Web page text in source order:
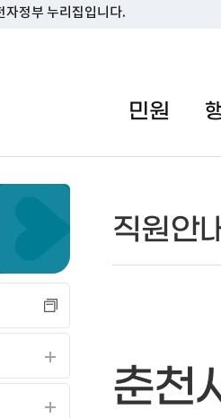
자정부 누리집입니다.
민원
직원안
춘천